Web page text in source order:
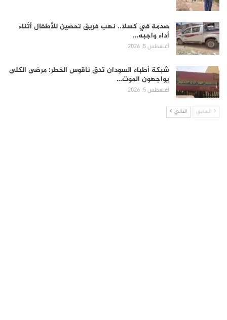
صدمة في كسلا.. نهب فريق تحصين للأطفال أثناء
أداء واجبه…
أغسطس 5, 2026
شبكة أطباء السودان تدق ناقوس الخطر: مرضى الكلى
يواجهون الموت…
أغسطس 5, 2026
السابق التالي